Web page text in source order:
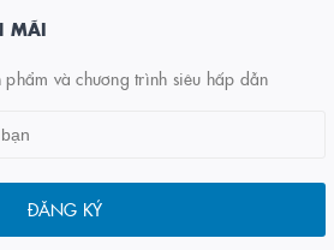
MÃI
và chương trình siêu hấp dẫn
ĐĂNG KÝ